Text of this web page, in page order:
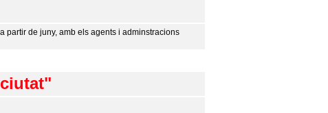
partir de juny, amb els agents i adminstracions